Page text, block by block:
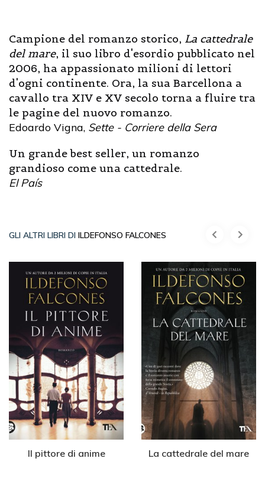
Campione del romanzo storico, La cattedrale
del mare, il suo libro d'esordio pubblicato nel
2006, ha appassionato milioni di lettori
d'ogni continente. Ora, la sua Barcellona a
cavallo tra XIV e XV secolo torna a fluire tra
le pagine del nuovo romanzo.
Edoardo Vigna, Sette - Corriere della Sera
Un grande best seller, un romanzo
grandioso come una cattedrale.
El País
GLI ALTRI LIBRI DI ILDEFONSO FALCONES
Il pittore di anime La cattedrale del mare